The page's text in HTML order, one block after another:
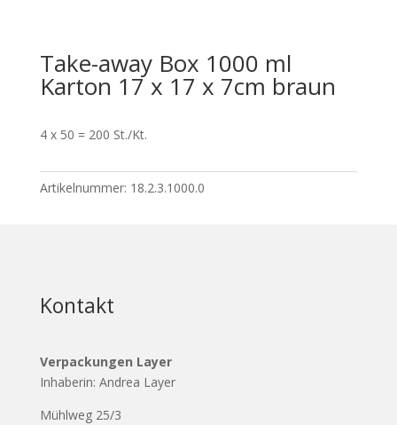
Take-away Box 1000 ml
Karton 17 x 17 x 7cm braun
4 x 50 = 200 St./Kt.
Artikelnummer: 18.2.3.1000.0
Kontakt
Verpackungen Layer
Inhaberin: Andrea Layer
Mühlweg 25/3